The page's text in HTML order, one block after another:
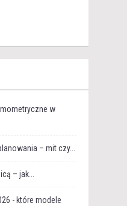
w
– mit czy...
– jak...
- które modele